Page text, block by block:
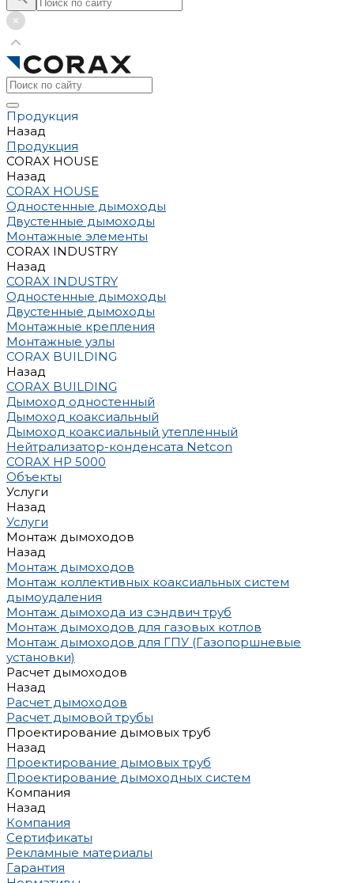
Продукция
Назад
Продукция
CORAX HOUSE
Назад
CORAX HOUSE
Одностенные дымоходы
Двустенные дымоходы
Монтажные элементы
CORAX INDUSTRY
Назад
CORAX INDUSTRY
Одностенные дымоходы
Двустенные дымоходы
Монтажные крепления
Монтажные узлы
CORAX BUILDING
Назад
CORAX BUILDING
Дымоход одностенный
Дымоход коаксиальный
Дымоход коаксиальный утепленный
Нейтрализатор-конденсата Netcon
CORAX HP 5000
Объекты
Услуги
Назад
Услуги
Монтаж дымоходов
Назад
Монтаж дымоходов
Монтаж коллективных коаксиальных систем
дымоудаления
Монтаж дымохода из сэндвич труб
Монтаж дымоходов для газовых котлов
Монтаж дымоходов для ГПУ (Газопоршневые
установки)
Расчет дымоходов
Назад
Расчет дымоходов
Расчет дымовой трубы
Проектирование дымовых труб
Назад
Проектирование дымовых труб
Проектирование дымоходных систем
Компания
Назад
Компания
Сертификаты
Рекламные материалы
Гарантия